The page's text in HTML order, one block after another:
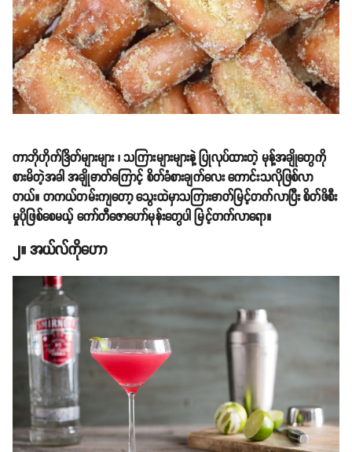
ကာဘိုဟိုက်ဒြိတ်များများ ၊ သကြားများများနဲ့ ပြုလုပ်ထားတဲ့ မုန့်အချိုတွေကို
စားမိတဲ့အခါ အချိုဓာတ်ကြောင့် စိတ်ခံစားချက်လေး ကောင်းသလိုဖြစ်လာ
တယ်။ တကယ်တမ်းကျတော့ သွေးထဲမှာသကြားဓာတ်မြင့်တက်လာပြီး စိတ်ဖိစီး
မှုပိုဖြစ်စေမယ့် ကော်တီဇောဟော်မုန်းတွေပါ မြင့်တက်လာရော။
၂။ အယ်လ်ကိုဟော